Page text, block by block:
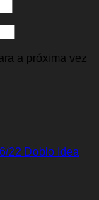
a próxima vez